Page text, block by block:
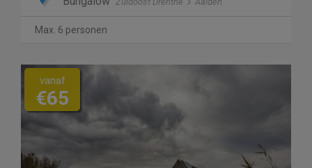
Max. 6 personen
vanaf
€65